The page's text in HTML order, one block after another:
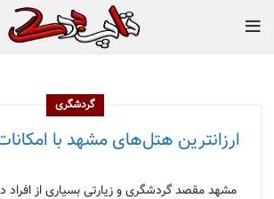
گردشگری
ارزانترین هتل‌های مشهد با
مشهد مقصد گردشگری و زیارتی بسیاری از